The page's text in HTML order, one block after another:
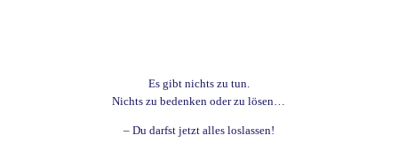
Es gibt nichts zu tun.
Nichts zu bedenken oder zu lösen…
– Du darfst jetzt alles loslassen!